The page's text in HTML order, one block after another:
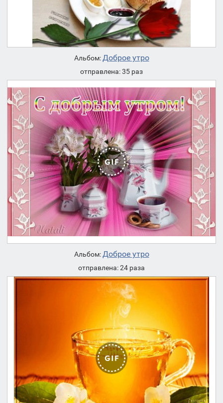
Альбом:Доброе утро
отправлена: 35 раз
Альбом:Доброе утро
отправлена: 24 раза